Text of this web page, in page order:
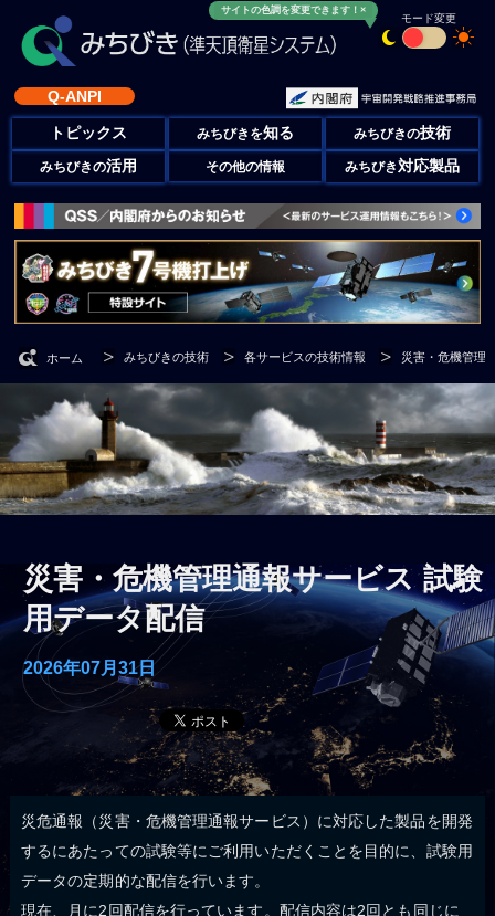
サイトの色調を変更できます！×
モード変更
Q-ANPI
トピックス みちびきを知る みちびきの技術
みちびきの活用 その他の情報 みちびき対応製品
ホーム みちびきの技術 各サービスの技術情報 災害・危機管理
災害・危機管理通報サービス 試験
用データ配信
2026年07月31日
災危通報（災害・危機管理通報サービス）に対応した製品を開発
するにあたっての試験等にご利用いただくことを目的に、試験用
データの定期的な配信を行います。
現在、月に2回配信を行っています。配信内容は2回とも同じに